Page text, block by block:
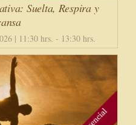
Suelta, Respira y
| 11:30 hrs. - 13:30 hrs.